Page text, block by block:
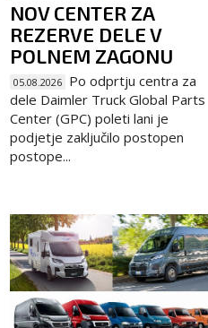
NOV CENTER ZA
REZERVE DELE V
POLNEM ZAGONU
05.08.2026 Po odprtju centra za
dele Daimler Truck Global Parts
Center (GPC) poleti lani je
podjetje zaključilo postopen
postope...